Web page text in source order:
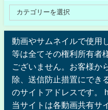
動画やサムネイルで使用
等は全てその権利所有者
ございません。お客様か
除、送信防止措置にでき
のサイトアドレスです。
当サイトは各動画共有サ